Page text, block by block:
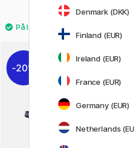
2589 KR
20%
Denmark (DKK)
Finland (EUR)
Ireland (EUR)
France (EUR)
Germany (EUR)
Netherlands